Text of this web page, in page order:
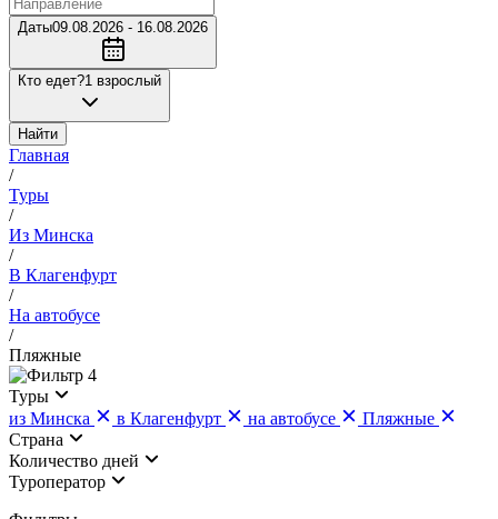
Даты09.08.2026 - 16.08.2026
Кто едет?1 взрослый
Найти
Главная
/
Туры
/
Из Минска
/
В Клагенфурт
/
На автобусе
/
Пляжные
4
Туры
из Минска
в Клагенфурт на автобусе
Пляжные
Страна
Количество дней
Туроператор